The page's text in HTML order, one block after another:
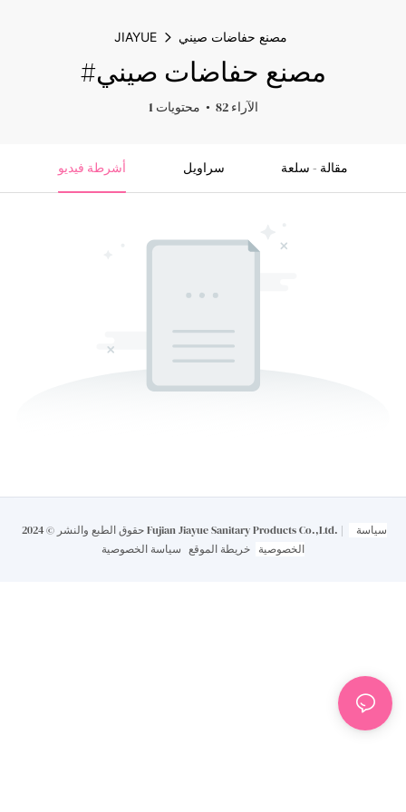
JIAYUE مصنع حفاضات صيني
#مصنع حفاضات صيني
1 محتويات 82 الآراء
أشرطة فيديو سراويل مقالة - سلعة
حقوق الطبع والنشر © 2024 Fujian Jiayue Sanitary Products Co.,Ltd. |
الخصوصية
خريطة الموقع سياسة الخصوصية